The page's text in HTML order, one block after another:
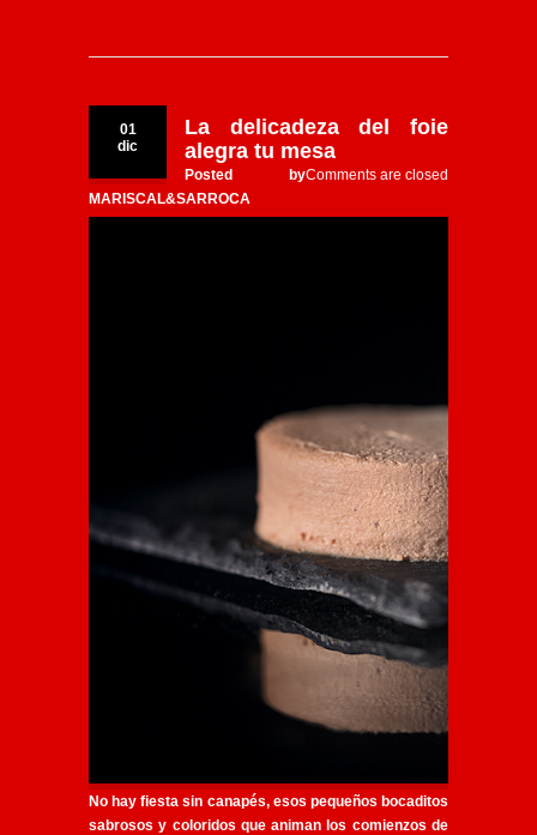
01
dic
La delicadeza del foie
alegra tu mesa
Comments are closed
Posted by
MARISCAL&SARROCA
No hay fiesta sin canapés, esos pequeños bocaditos
sabrosos y coloridos que animan los comienzos de